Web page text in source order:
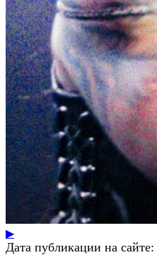
▶
Дата публикации на сайте: